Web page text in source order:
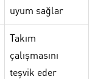
uyum sağlar
Takım
çalışmasını
teşvik eder